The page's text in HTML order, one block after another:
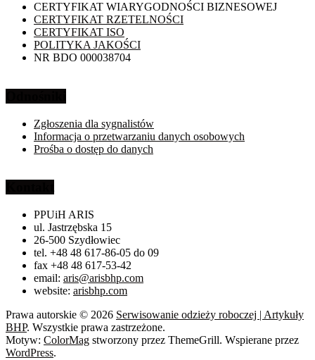
CERTYFIKAT WIARYGODNOŚCI BIZNESOWEJ
CERTYFIKAT RZETELNOŚCI
CERTYFIKAT ISO
POLITYKA JAKOŚCI
NR BDO 000038704
Zgłoszenia dla sygnalistów
Informacja o przetwarzaniu danych osobowych
Prośba o dostęp do danych
PPUiH ARIS
ul. Jastrzębska 15
26-500 Szydłowiec
tel. +48 48 617-86-05 do 09
fax +48 48 617-53-42
email: aris@arisbhp.com
website: arisbhp.com
Prawa autorskie © 2026 Serwisowanie odzieży roboczej | Artykuły
BHP. Wszystkie prawa zastrzeżone.
Motyw: ColorMag stworzony przez ThemeGrill. Wspierane przez
WordPress.